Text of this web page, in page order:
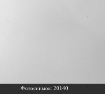
Фотоснимок: 20140